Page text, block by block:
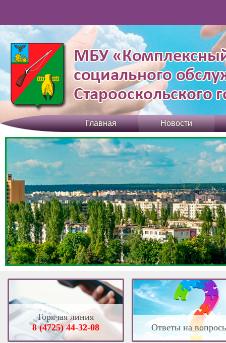
Главная Новости
Горячая линия
8 (4725) 44-32-08
Ответы на